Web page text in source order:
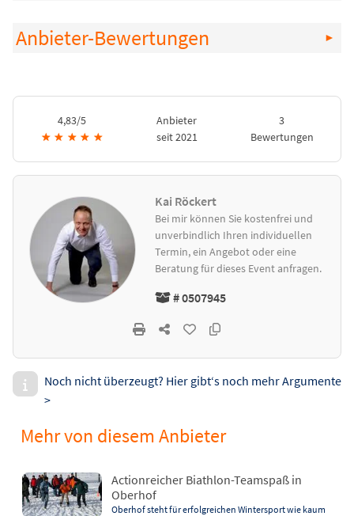
Anbieter-Bewertungen
4,83/5
★ ★ ★ ★ ★
Anbieter
seit 2021
3
Bewertungen
Kai Röckert
Bei mir können Sie kostenfrei und
unverbindlich Ihren individuellen
Termin, ein Angebot oder eine
Beratung für dieses Event anfragen.
# 0507945
Noch nicht überzeugt? Hier gibt‘s noch mehr Argumente
>
Mehr von diesem Anbieter
Actionreicher Biathlon-Teamspaß in
Oberhof
Oberhof steht für erfolgreichen Wintersport wie kaum